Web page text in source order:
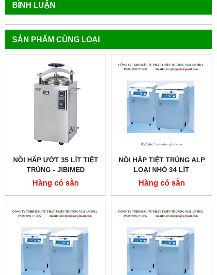
BÌNH LUẬN
SẢN PHẨM CÙNG LOẠI
NỒI HẤP ƯỚT 35 LÍT TIỆT
TRÙNG - JIBIMED
Hàng có sẵn
NỒI HẤP TIỆT TRÙNG ALP
LOẠI NHỎ 34 LÍT
MODEL:CL-32SDP
Hàng có sẵn